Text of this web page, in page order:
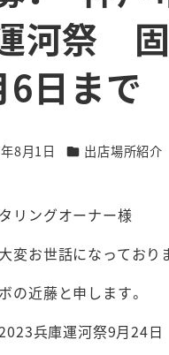
河祭
6日まで
8月1日 カテゴリー
出店場所紹介
リングオーナー様
変お世話になっており
の近藤と申します。
兵庫運河祭9月24